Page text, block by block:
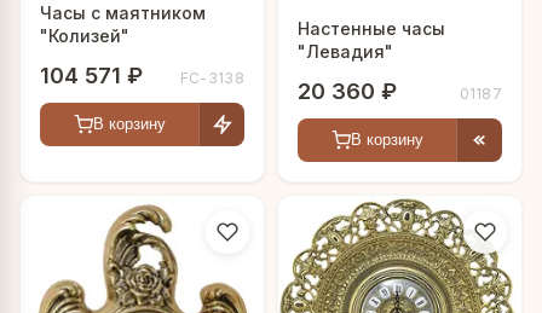
Часы c маятником
"Колизей"
104 571 ₽ FC-3138
В корзину
Настенные часы
"Левадия"
20 360 ₽ 01187
В корзину